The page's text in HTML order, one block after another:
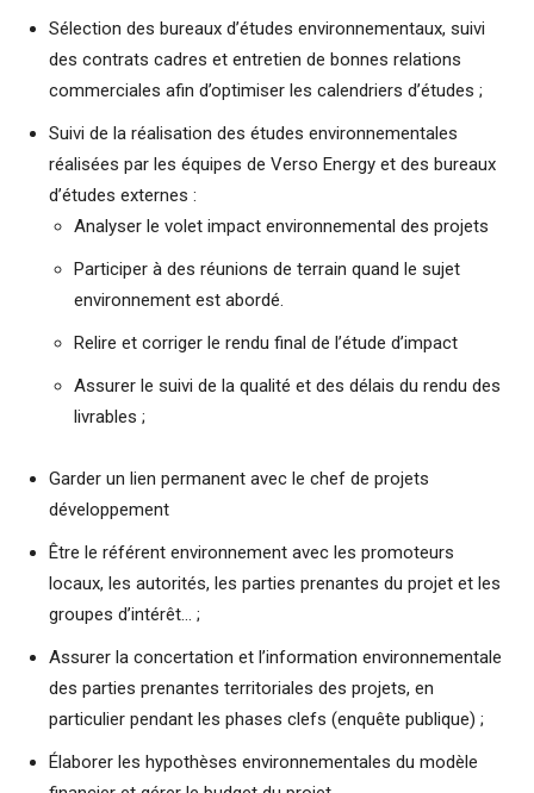
Sélection des bureaux d’études environnementaux, suivi
des contrats cadres et entretien de bonnes relations
commerciales afin d’optimiser les calendriers d’études ;
Suivi de la réalisation des études environnementales
réalisées par les équipes de Verso Energy et des bureaux
d’études externes :
Analyser le volet impact environnemental des projets
Participer à des réunions de terrain quand le sujet
environnement est abordé.
Relire et corriger le rendu final de l’étude d’impact
Assurer le suivi de la qualité et des délais du rendu des
livrables ;
Garder un lien permanent avec le chef de projets
développement
Être le référent environnement avec les promoteurs
locaux, les autorités, les parties prenantes du projet et les
groupes d’intérêt… ;
Assurer la concertation et l’information environnementale
des parties prenantes territoriales des projets, en
particulier pendant les phases clefs (enquête publique) ;
Élaborer les hypothèses environnementales du modèle